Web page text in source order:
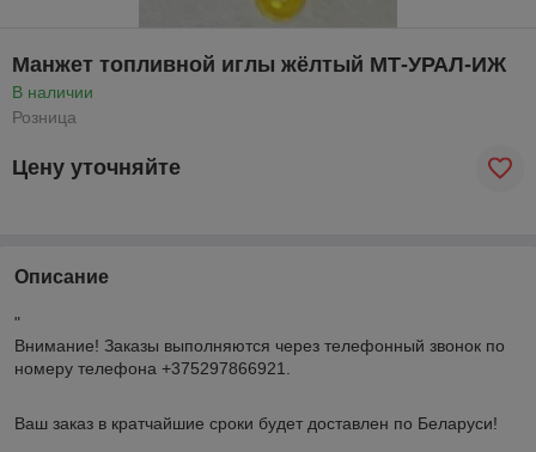
Манжет топливной иглы жёлтый МТ-УРАЛ-ИЖ
В наличии
Розница
Цену уточняйте
Описание
"
Внимание! Заказы выполняются через телефонный звонок по
номеру телефона +375297866921.
Ваш заказ в кратчайшие сроки будет доставлен по Беларуси!